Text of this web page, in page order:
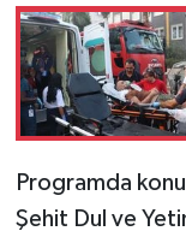
Programda
Şehit Dul ve